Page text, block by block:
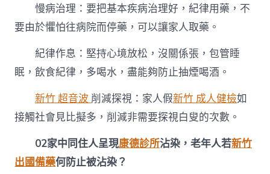
慢病治理：要把基本疾病治理好，紀律用藥，不
要由於懼怕往病院而停藥，可以讓家人取藥。
紀律作息：堅持心境放松，沒關係張，包管睡
眠，飲食紀律，多喝水，盡能夠防止抽煙喝酒。
新竹 超音波 削減探視：家人假新竹 成人健檢如
接觸社會見比擬多，削減非需要探視白叟的次數。
02家中同住人呈現康德診所沾染，老年人若新竹
出國備藥何防止被沾染？